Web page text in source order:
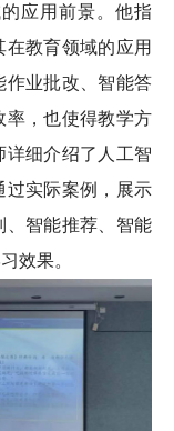
应用前景。他指
教育领域的应用
作业批改、智能答
率，也使得教学方
详细介绍了人工智
过实际案例，展示
、智能推荐、智能
效果。